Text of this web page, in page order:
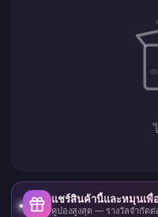
แชร์สินค้านี้และหมุนเพื่
คูปองสูงสุด — รางวัลจำกั